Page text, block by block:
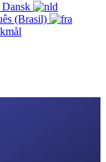
Dansk
(Brasil)